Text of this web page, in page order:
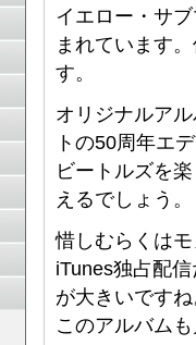
イエロー・サ
まれています
す。
オリジナルア
トの50周年エ
ビートルズを
えるでしょう。
惜しむらくは
iTunes独占配
が大きいです
このアルバム